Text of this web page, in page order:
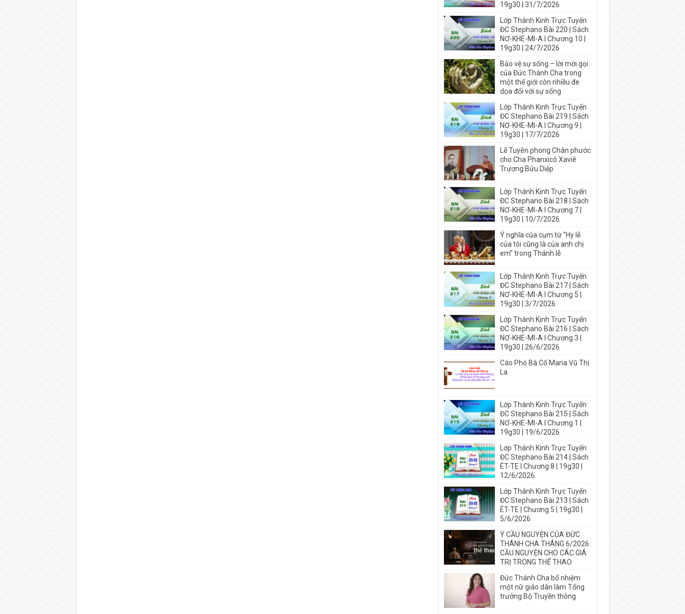
19g30 | 31/7/2026
Lớp Thánh Kinh Trực Tuyến
ĐC Stephano Bài 220 | Sách
NƠ-KHE-MI-A I Chương 10 |
19g30 | 24/7/2026
Bảo vệ sự sống – lời mời gọi
của Đức Thánh Cha trong
một thế giới còn nhiều đe
dọa đối với sự sống
Lớp Thánh Kinh Trực Tuyến
ĐC Stephano Bài 219 | Sách
NƠ-KHE-MI-A I Chương 9 |
19g30 | 17/7/2026
Lễ Tuyên phong Chân phước
cho Cha Phanxicô Xaviê
Trương Bửu Diệp
Lớp Thánh Kinh Trực Tuyến
ĐC Stephano Bài 218 | Sách
NƠ-KHE-MI-A I Chương 7 |
19g30 | 10/7/2026
Ý nghĩa của cụm từ “Hy lễ
của tôi cũng là của anh chị
em” trong Thánh lễ
Lớp Thánh Kinh Trực Tuyến
ĐC Stephano Bài 217 | Sách
NƠ-KHE-MI-A I Chương 5 |
19g30 | 3/7/2026
Lớp Thánh Kinh Trực Tuyến
ĐC Stephano Bài 216 | Sách
NƠ-KHE-MI-A I Chương 3 |
19g30 | 26/6/2026
Cáo Phó Bà Cố Maria Vũ Thị
La
Lớp Thánh Kinh Trực Tuyến
ĐC Stephano Bài 215 | Sách
NƠ-KHE-MI-A I Chương 1 |
19g30 | 19/6/2026
Lớp Thánh Kinh Trực Tuyến
ĐC Stephano Bài 214 | Sách
ÉT-TE I Chương 8 | 19g30 |
12/6/2026
Lớp Thánh Kinh Trực Tuyến
ĐC Stephano Bài 213 | Sách
ÉT-TE | Chương 5 | 19g30 |
5/6/2026
Ý CẦU NGUYỆN CỦA ĐỨC
THÁNH CHA THÁNG 6/2026:
CẦU NGUYỆN CHO CÁC GIÁ
TRỊ TRONG THỂ THAO
Đức Thánh Cha bổ nhiệm
một nữ giáo dân làm Tổng
trưởng Bộ Truyền thông